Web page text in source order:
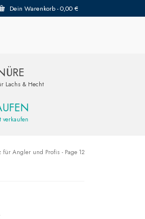
Dein Warenkorb-0,00€
Lachs & Hecht
verkaufen
für Angler und Profis - Page 12